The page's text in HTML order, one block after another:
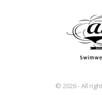
© 2026 - All